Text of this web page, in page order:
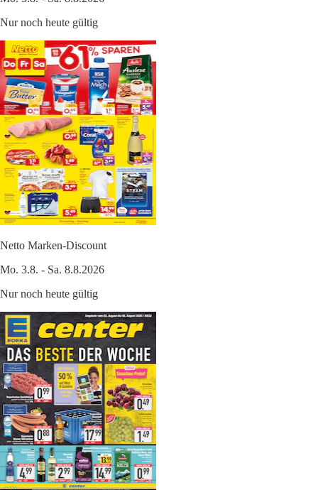
Nur noch heute gültig
Netto Marken-Discount
Mo. 3.8. - Sa. 8.8.2026
Nur noch heute gültig